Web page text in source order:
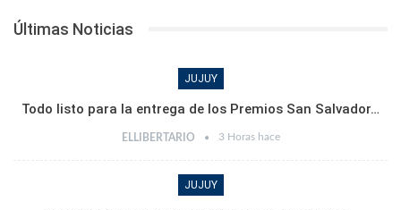
Últimas Noticias
JUJUY
Todo listo para la entrega de los Premios San Salvador…
ELLIBERTARIO 3 Horas hace
JUJUY